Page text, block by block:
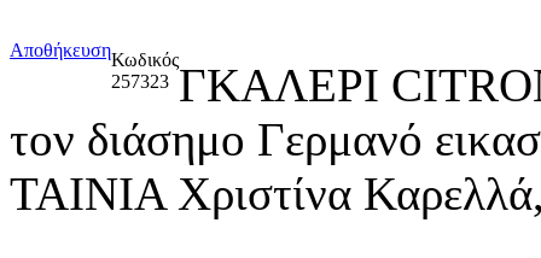
ΑποθήκευσηΚωδικός
257323 ΓΚΑΛΕΡΙ
τον διάσημο Γερμανό
ΤΑΙΝΙΑ Χριστίνα